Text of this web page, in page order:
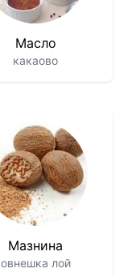
Масло
какаово
Мазнина
овнешка лой